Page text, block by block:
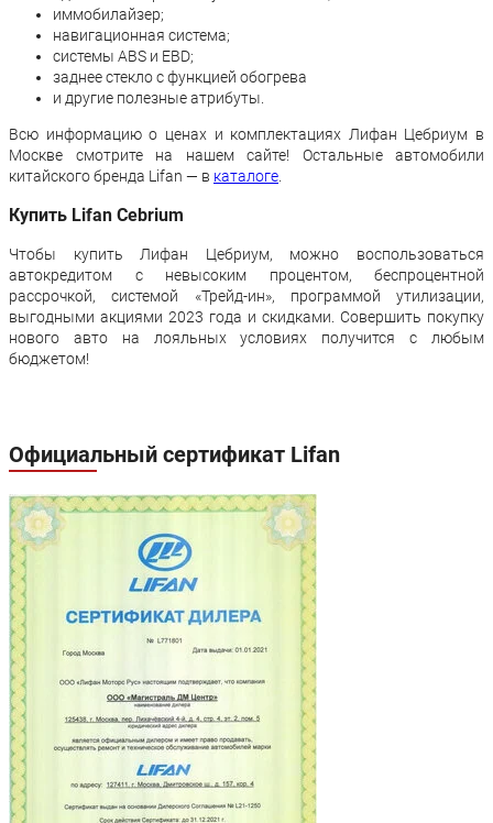
иммобилайзер;
навигационная система;
системы ABS и EBD;
заднее стекло с функцией обогрева
и другие полезные атрибуты.
Всю информацию о ценах и комплектациях Лифан Цебриум в
Москве смотрите на нашем сайте! Остальные автомобили
китайского бренда Lifan — в каталоге
Купить Lifan Cebrium
Чтобы купить Лифан Цебриум, можно воспользоваться
автокредитом с невысоким процентом, беспроцентной
рассрочкой, системой «Трейд-ин», программой утилизации,
выгодными акциями 2023 года и скидками. Совершить покупку
нового авто на лояльных условиях получится с любым
бюджетом!
Официальный сертификат Lifan